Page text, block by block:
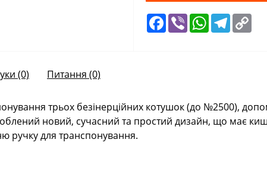
Facebook
Viber WhatsAppTelegram
(0) Питання (0)
трьох безінерційних котушок (до №2500),
новий, сучасний та простий дизайн, що має
ручку для транспонування.